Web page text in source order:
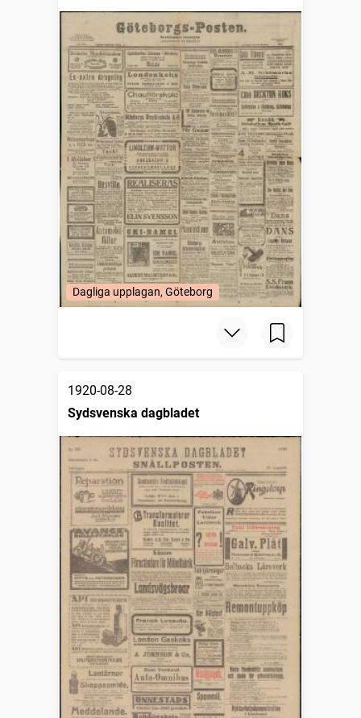
Dagliga upplagan, Göteborg
1920-08-28
Sydsvenska dagbladet